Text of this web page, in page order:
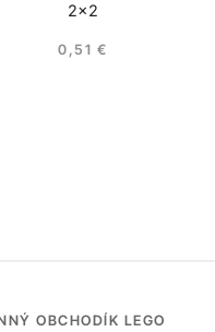
2×2
0,51 €
OBCHODÍK LEGO